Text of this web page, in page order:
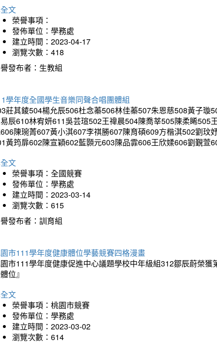
文
榮譽事項：
發佈單位：學務處
建立時間：2023-04-17
瀏覽次數：418
發布者：生教組
學年度全國學生音樂同聲合唱團體組
莊其錂504楊允辰506杜念蓁506林佳蓁507朱恩慈508黃子
辰610林宥妍611吳芸瑄502王禕晨504陳喬莘505陳柔睎
陳琬菁607黃小淇607李祺勝607陳育碩609方楷淇502劉
黃筠扉602陳宣穎602藍顥元603陳品霏606王欣媃606劉覲萱
文
榮譽事項：全國競賽
發佈單位：學務處
建立時間：2023-03-14
瀏覽次數：615
發布者：訓育組
市111學年度健康體位學藝競賽四格漫畫
市111學年度健康促進中心議題學校中年級組312鄒辰蔚榮
位』
文
榮譽事項：桃園市競賽
發佈單位：學務處
建立時間：2023-03-02
瀏覽次數：614